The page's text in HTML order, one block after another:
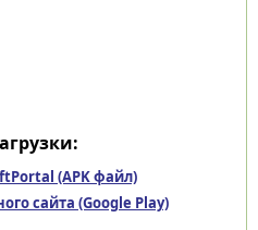
(APK файл)
сайта (Google Play)